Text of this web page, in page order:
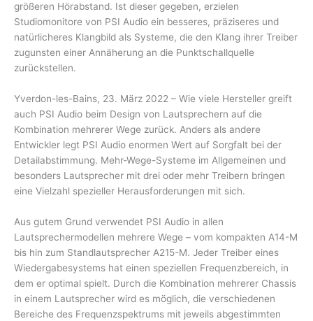
größeren Hörabstand. Ist dieser gegeben, erzielen
Studiomonitore von PSI Audio ein besseres, präziseres und
natürlicheres Klangbild als Systeme, die den Klang ihrer Treiber
zugunsten einer Annäherung an die Punktschallquelle
zurückstellen.
Yverdon-les-Bains, 23. März 2022 – Wie viele Hersteller greift
auch PSI Audio beim Design von Lautsprechern auf die
Kombination mehrerer Wege zurück. Anders als andere
Entwickler legt PSI Audio enormen Wert auf Sorgfalt bei der
Detailabstimmung. Mehr-Wege-Systeme im Allgemeinen und
besonders Lautsprecher mit drei oder mehr Treibern bringen
eine Vielzahl spezieller Herausforderungen mit sich.
Aus gutem Grund verwendet PSI Audio in allen
Lautsprechermodellen mehrere Wege – vom kompakten A14-M
bis hin zum Standlautsprecher A215-M. Jeder Treiber eines
Wiedergabesystems hat einen speziellen Frequenzbereich, in
dem er optimal spielt. Durch die Kombination mehrerer Chassis
in einem Lautsprecher wird es möglich, die verschiedenen
Bereiche des Frequenzspektrums mit jeweils abgestimmten